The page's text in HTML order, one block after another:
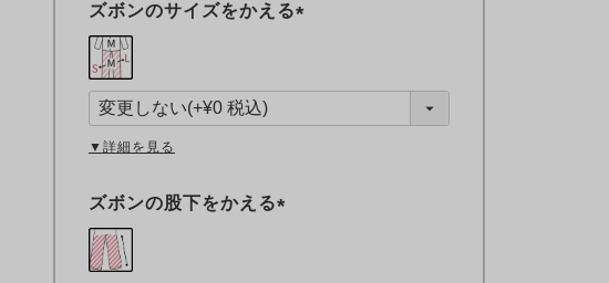
ズボンのサイズをかえる
須
)
▼詳細を見る
ズボンの股下をかえる